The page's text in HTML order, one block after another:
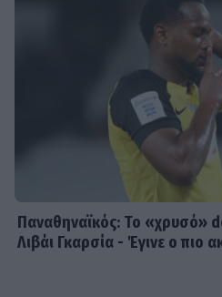
Παναθηναϊκός: Το «χρυσό»
Λιβάι Γκαρσία - Έγινε ο πιο